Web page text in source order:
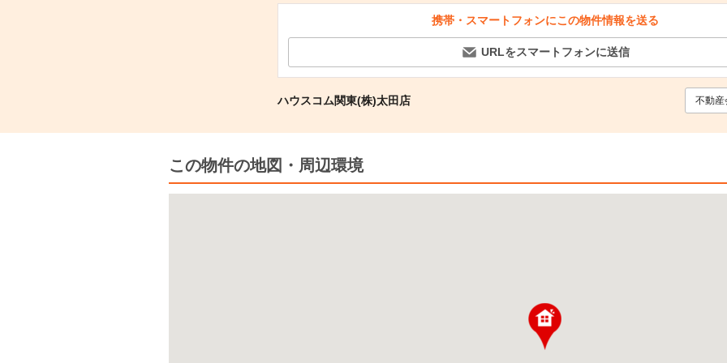
携帯・スマートフォンにこの物件情報を送る
URLをスマートフォンに送信
ハウスコム関東(株)太田店 不動産
この物件の地図・周辺環境